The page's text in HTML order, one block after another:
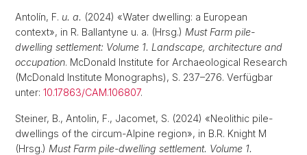
Antolín, F. u. a. (2024) «Water dwelling: a European
context», in R. Ballantyne u. a. (Hrsg.) Must Farm pile-
dwelling settlement: Volume 1. Landscape, architecture and
occupation. McDonald Institute for Archaeological Research
(McDonald Institute Monographs), S. 237–276. Verfügbar
unter: 10.17863/CAM.106807.
Steiner, B., Antolin, F., Jacomet, S. (2024) «Neolithic pile-
dwellings of the circum-Alpine region», in B.R. Knight M
(Hrsg.) Must Farm pile-dwelling settlement. Volume 1.